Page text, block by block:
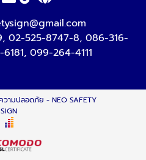
, 02-525-8747-8, 086-316-
, 099-264-4111
วามปลอดภัย - NEO SAFETY
SIGN